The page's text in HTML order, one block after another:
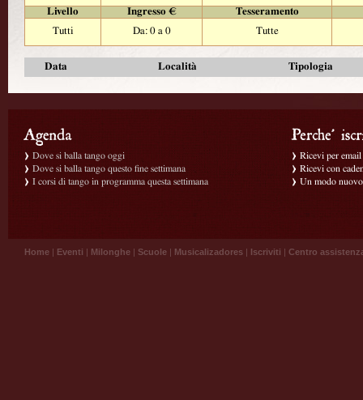
Livello
Ingresso €
Tesseramento
Tutti
Da: 0 a 0 Tutte
Data Località Tipologia
Dove si balla tango oggi
Dove si balla tango questo fine settimana
I corsi di tango in programma questa settimana
Ricevi per
Ricevi con
Un modo
Home | Eventi | Milonghe | Scuole | Musicalizadores | Iscriviti | Centro